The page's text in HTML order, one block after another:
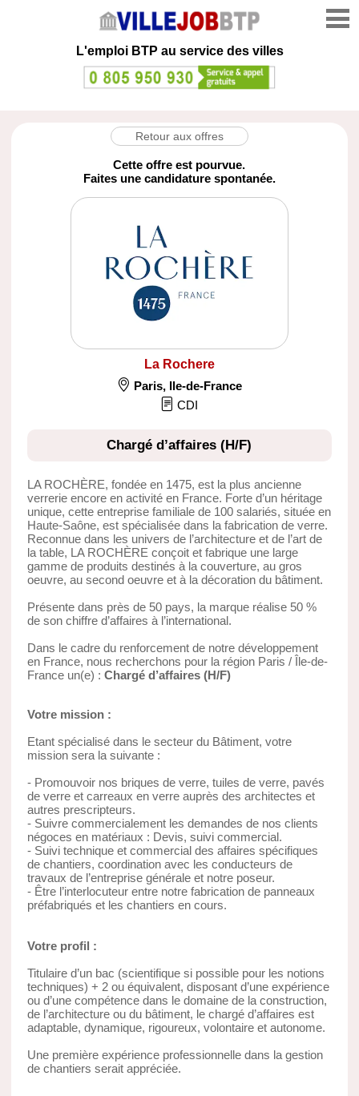
L'emploi BTP au service des villes
Retour aux offres
Cette offre est pourvue.
Faites une candidature spontanée.
La Rochere
Paris, Ile-de-France
CDI
Chargé d’affaires (H/F)
LA ROCHÈRE, fondée en 1475, est la plus ancienne
verrerie encore en activité en France. Forte d’un héritage
unique, cette entreprise familiale de 100 salariés, située en
Haute-Saône, est spécialisée dans la fabrication de verre.
Reconnue dans les univers de l’architecture et de l’art de
la table, LA ROCHÈRE conçoit et fabrique une large
gamme de produits destinés à la couverture, au gros
oeuvre, au second oeuvre et à la décoration du bâtiment.
Présente dans près de 50 pays, la marque réalise 50 %
de son chiffre d’affaires à l’international.
Dans le cadre du renforcement de notre développement
en France, nous recherchons pour la région Paris / Île-de-
France un(e) : Chargé d’affaires (H/F)
Votre mission :
Etant spécialisé dans le secteur du Bâtiment, votre
mission sera la suivante :
- Promouvoir nos briques de verre, tuiles de verre, pavés
de verre et carreaux en verre auprès des architectes et
autres prescripteurs.
- Suivre commercialement les demandes de nos clients
négoces en matériaux : Devis, suivi commercial.
- Suivi technique et commercial des affaires spécifiques
de chantiers, coordination avec les conducteurs de
travaux de l’entreprise générale et notre poseur.
- Être l’interlocuteur entre notre fabrication de panneaux
préfabriqués et les chantiers en cours.
Votre profil :
Titulaire d’un bac (scientifique si possible pour les notions
techniques) + 2 ou équivalent, disposant d’une expérience
ou d’une compétence dans le domaine de la construction,
de l’architecture ou du bâtiment, le chargé d’affaires est
adaptable, dynamique, rigoureux, volontaire et autonome.
Une première expérience professionnelle dans la gestion
de chantiers serait appréciée.